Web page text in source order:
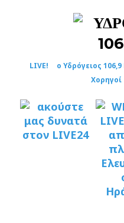
LIVE! ο Υδρόγειος 106,9
Χορηγοί